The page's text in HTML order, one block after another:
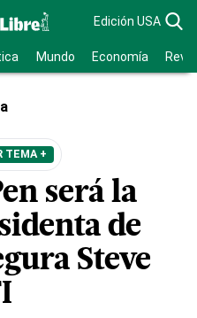
Edición USA
Mundo Economía
TEMA +
será la
de
Steve